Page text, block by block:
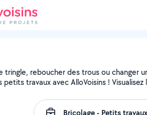
tringle, reboucher des trous ou changer
petits travaux avec AlloVoisins !